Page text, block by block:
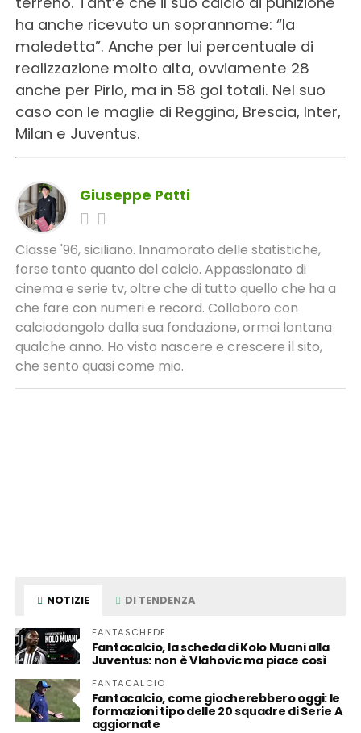
ha anche ricevuto un soprannome: “la
maledetta”. Anche per lui percentuale di
realizzazione molto alta, ovviamente 28
anche per Pirlo, ma in 58 gol totali. Nel suo
caso con le maglie di Reggina, Brescia, Inter,
Milan e Juventus.
Giuseppe Patti
Classe '96, siciliano. Innamorato delle statistiche,
forse tanto quanto del calcio. Appassionato di
cinema e serie tv, oltre che di tutto quello che ha a
che fare con numeri e record. Collaboro con
calciodangolo dalla sua fondazione, ormai lontana
qualche anno. Ho visto nascere e crescere il sito,
che sento quasi come mio.
NOTIZIE DI TENDENZA
FANTASCHEDE
Fantacalcio, la scheda di Kolo Muani alla
Juventus: non è Vlahovic ma piace così
FANTACALCIO
Fantacalcio, come giocherebbero oggi: le
formazioni tipo delle 20 squadre di Serie A
aggiornate